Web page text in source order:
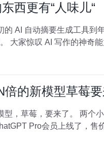
西更有“人味儿“
崇的 AI 故事创作助手，一次次让 AI 写作成为众人热议
的新模型草莓要
我的好朋友@solitude（美东时
Pro会员上线了，售